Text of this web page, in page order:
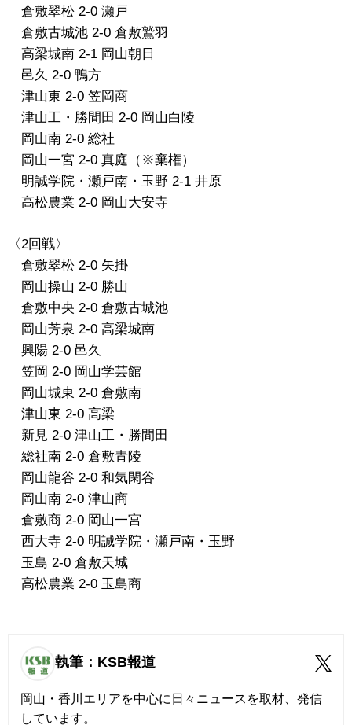
倉敷翠松 2-0 瀬戸
倉敷古城池 2-0 倉敷鷲羽
高梁城南 2-1 岡山朝日
邑久 2-0 鴨方
津山東 2-0 笠岡商
津山工・勝間田 2-0 岡山白陵
岡山南 2-0 総社
岡山一宮 2-0 真庭（※棄権）
明誠学院・瀬戸南・玉野 2-1 井原
高松農業 2-0 岡山大安寺
〈2回戦〉
倉敷翠松 2-0 矢掛
岡山操山 2-0 勝山
倉敷中央 2-0 倉敷古城池
岡山芳泉 2-0 高梁城南
興陽 2-0 邑久
笠岡 2-0 岡山学芸館
岡山城東 2-0 倉敷南
津山東 2-0 高梁
新見 2-0 津山工・勝間田
総社南 2-0 倉敷青陵
岡山龍谷 2-0 和気閑谷
岡山南 2-0 津山商
倉敷商 2-0 岡山一宮
西大寺 2-0 明誠学院・瀬戸南・玉野
玉島 2-0 倉敷天城
高松農業 2-0 玉島商
執筆：KSB報道
岡山・香川エリアを中心に日々ニュースを取材、発信
しています。